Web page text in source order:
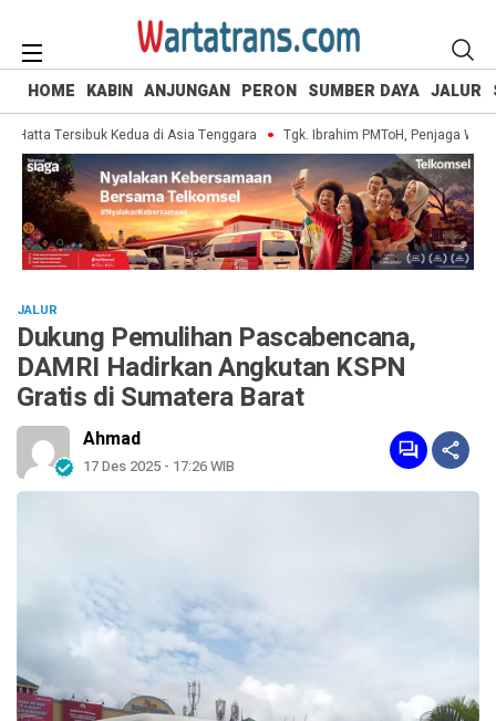
HOME KABIN ANJUNGAN PERON SUMBER DAYA JALUR
Tersibuk Kedua di Asia Tenggara Tgk. Ibrahim PMToH, Penjaga
JALUR
Dukung Pemulihan Pascabencana,
DAMRI Hadirkan Angkutan KSPN
Gratis di Sumatera Barat
Ahmad
17 Des 2025 - 17:26 WIB